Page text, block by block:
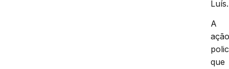
Luís.
A
que